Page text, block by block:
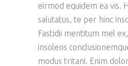
eirmod equidem ea vis.
salutatus, te per hinc
Fastidii mentitum mel
insolens
modus tritani. Enim